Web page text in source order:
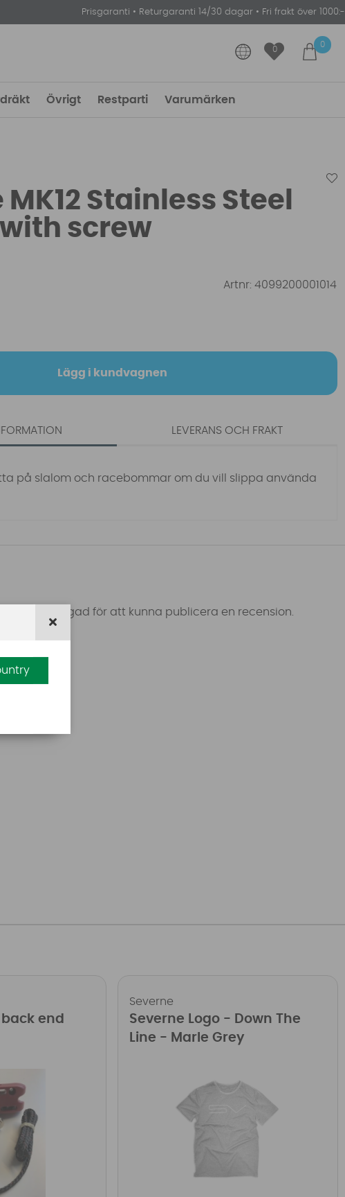
Prisgaranti • Returgaranti 14/30 dagar • Fri frakt över 1000:-
0
0
Övrigt Restparti Varumärken
Stainless Steel
screw
Artnr:4099200001014
Lägg i kundvagnen
på slalom och racebommar om du vill slippa använda
LEVERANS OCH FRAKT
vara inloggad för att kunna publicera en recension.
end
Severne
Severne Logo - Down The
Line - Marle Grey